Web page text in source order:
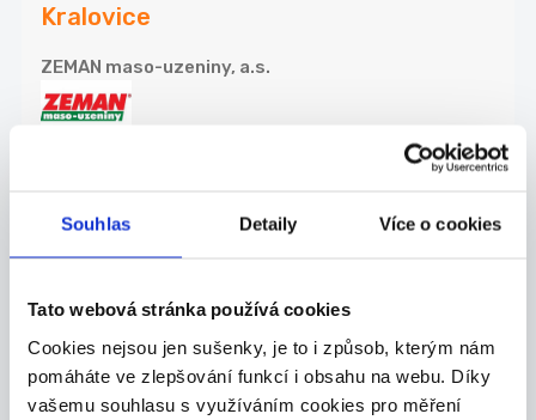
Souhlas Detaily Více o cookies
Tato webová stránka používá cookies
Cookies nejsou jen sušenky, je to i způsob, kterým nám
pomáháte ve zlepšování funkcí i obsahu na webu. Díky
vašemu souhlasu s využíváním cookies pro měření
Kralovice
ZEMAN maso-uzeniny, a.s.
ML Engineer - peoly
Celá ČR
peoly s.r.o. (Jobstack.it)